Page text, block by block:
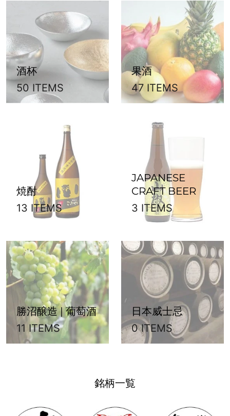
酒杯
50 ITEMS
果酒
47 ITEMS
焼酎
13 ITEMS
JAPANESE
CRAFT BEER
3 ITEMS
勝沼醸造 | 葡萄酒
11 ITEMS
日本威士忌
0 ITEMS
銘柄一覧